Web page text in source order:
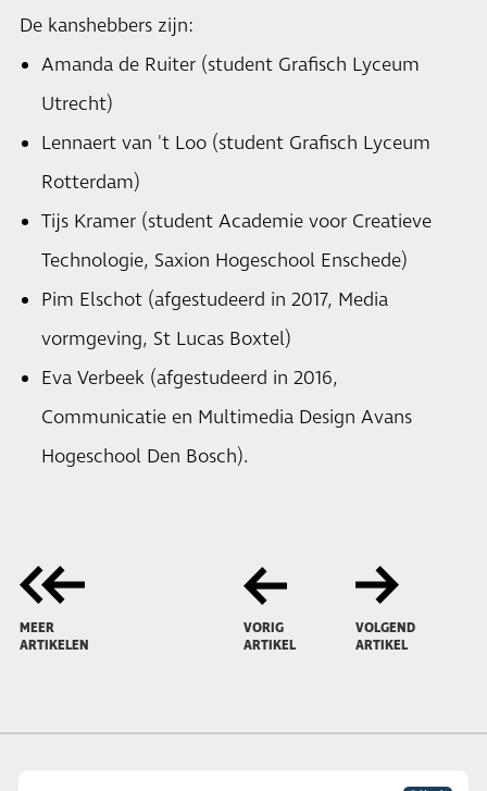
De kanshebbers zijn:
Amanda de Ruiter (student Grafisch Lyceum
Utrecht)
Lennaert van 't Loo (student Grafisch Lyceum
Rotterdam)
Tijs Kramer (student Academie voor Creatieve
Technologie, Saxion Hogeschool Enschede)
Pim Elschot (afgestudeerd in 2017, Media
vormgeving, St Lucas Boxtel)
Eva Verbeek (afgestudeerd in 2016,
Communicatie en Multimedia Design Avans
Hogeschool Den Bosch).
MEER
ARTIKELEN
VORIG
ARTIKEL
VOLGEND
ARTIKEL